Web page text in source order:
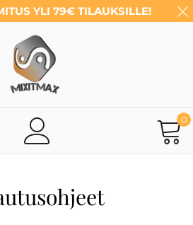
YLI 79€ TILAUKSILLE!
0